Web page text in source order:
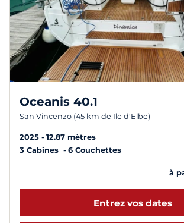
Oceanis 40.1
San Vincenzo (45 km de Ile d'Elbe)
2025
12.87 mètres
3 Cabines
6 Couchettes
à
Entrez vos dates